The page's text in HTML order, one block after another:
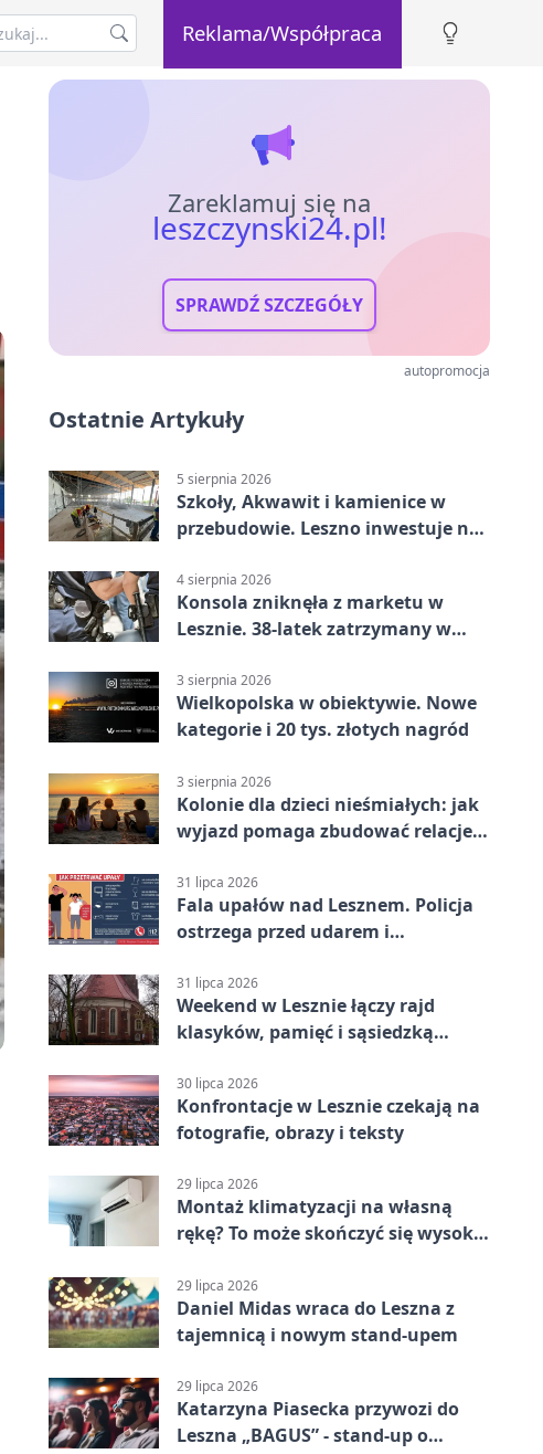
Reklama/Współpraca
Zareklamuj się na
leszczynski24.pl!
SPRAWDŹ SZCZEGÓŁY
autopromocja
Ostatnie Artykuły
5 sierpnia 2026
Szkoły, Akwawit i kamienice w
przebudowie. Leszno inwestuje na
4 sierpnia 2026
Konsola zniknęła z marketu w
Lesznie. 38-latek zatrzymany w
3 sierpnia 2026
Wielkopolska w obiektywie. Nowe
kategorie i 20 tys. złotych nagród
3 sierpnia 2026
Kolonie dla dzieci nieśmiałych: jak
wyjazd pomaga zbudować relacje z
31 lipca 2026
Fala upałów nad Lesznem. Policja
ostrzega przed udarem i
31 lipca 2026
Weekend w Lesznie łączy rajd
klasyków, pamięć i sąsiedzką
30 lipca 2026
Konfrontacje w Lesznie czekają na
fotografie, obrazy i teksty
29 lipca 2026
Montaż klimatyzacji na własną
rękę? To może skończyć się wysoką
29 lipca 2026
Daniel Midas wraca do Leszna z
tajemnicą i nowym stand-upem
29 lipca 2026
Katarzyna Piasecka przywozi do
Leszna „BAGUS” - stand-up o